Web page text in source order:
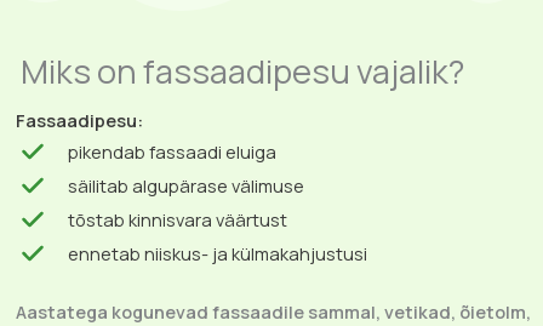
Miks on fassaadipesu vajalik?
Fassaadipesu:
pikendab fassaadi eluiga
säilitab algupärase välimuse
tõstab kinnisvara väärtust
ennetab niiskus- ja külmakahjustusi
Aastatega kogunevad fassaadile sammal, vetikad, õietolm,